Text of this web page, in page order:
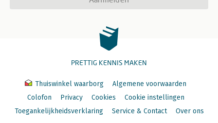
PRETTIG KENNIS MAKEN
Thuiswinkel waarborg
Algemene voorwaarden
Colofon
Privacy Cookies
Cookie instellingen
Toegankelijkheidsverklaring
Service & Contact Over ons